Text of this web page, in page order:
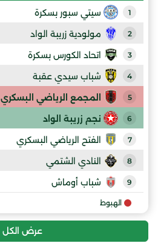
1 سيتي سبور بسكرة
2 مولودية زريبة الواد
3 اتحاد الكورس بسكرة
4 شباب سيدي عقبة
5 المجمع الرياضي البسكري
6 نجم زريبة الواد
7 الفتح الرياضي البسكري
8 النادي الشتمي
9 شباب أوماش
الهبوط
عرض الكل